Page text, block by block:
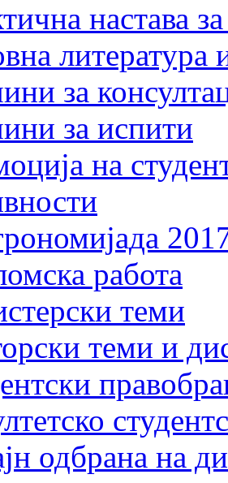
настава
литература
за
за испити
на
работа
теми
теми и
одбрана на